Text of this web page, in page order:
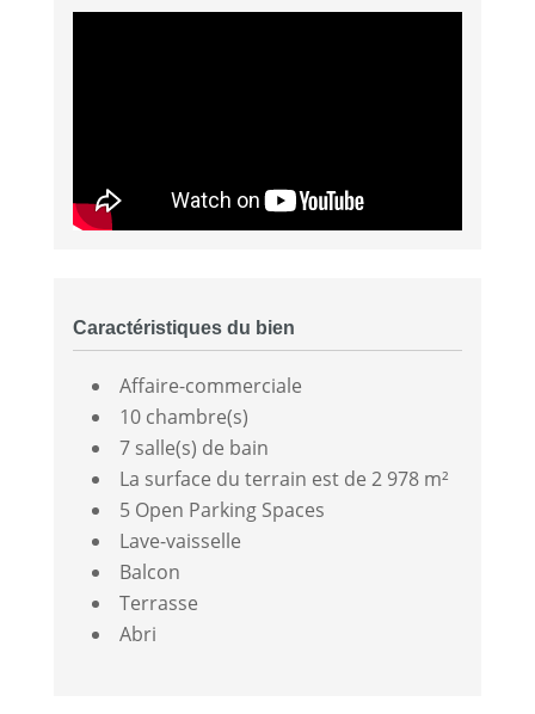
Caractéristiques du bien
Affaire-commerciale
10 chambre(s)
7 salle(s) de bain
La surface du terrain est de 2 978 m²
5 Open Parking Spaces
Lave-vaisselle
Balcon
Terrasse
Abri